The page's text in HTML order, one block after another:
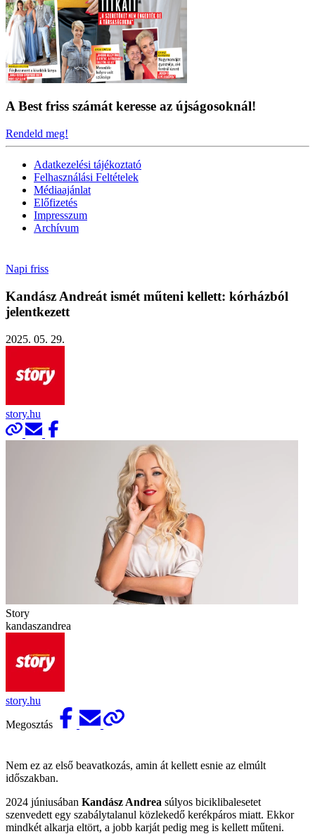
A Best friss számát keresse az újságosoknál!
Rendeld meg!
Adatkezelési tájékoztató
Felhasználási Feltételek
Médiaajánlat
Előfizetés
Impresszum
Archívum
Napi friss
Kandász Andreát ismét műteni kellett: kórházból
jelentkezett
2025. 05. 29.
story.hu
Story
kandaszandrea
story.hu
Megosztás
Nem ez az első beavatkozás, amin át kellett esnie az elmúlt
időszakban.
2024 júniusában Kandász Andrea súlyos biciklibalesetet
szenvedett egy szabálytalanul közlekedő kerékpáros miatt. Ekkor
mindkét alkarja eltört, a jobb karját pedig meg is kellett műteni.